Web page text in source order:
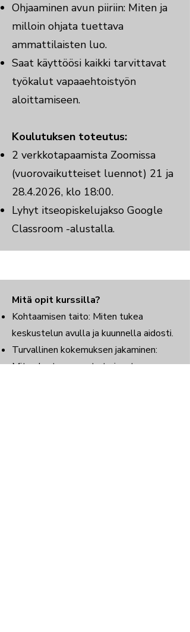
Ohjaaminen avun piiriin: Miten ja
milloin ohjata tuettava
ammattilaisten luo.
Saat käyttöösi kaikki tarvittavat
työkalut vapaaehtoistyön
aloittamiseen.
Koulutuksen toteutus:
2 verkkotapaamista Zoomissa
(vuorovaikutteiset luennot) 21 ja
28.4.2026, klo 18:00.
Lyhyt itseopiskelujakso Google
Classroom -alustalla.
Mitä opit kurssilla?
Kohtaamisen taito: Miten tukea
keskustelun avulla ja kuunnella aidosti.
Turvallinen kokemuksen jakaminen:
Miten kertoa omasta tarinasta